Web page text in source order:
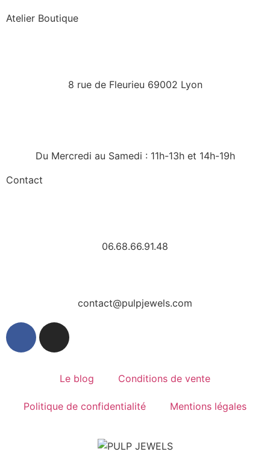
Atelier Boutique
8 rue de Fleurieu 69002 Lyon
Du Mercredi au Samedi : 11h-13h et 14h-19h
Contact
06.68.66.91.48
contact@pulpjewels.com
Le blog Conditions de vente
Politique de confidentialité Mentions légales